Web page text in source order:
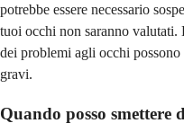
potrebbe essere necessario
tuoi occhi non saranno
dei problemi agli occhi
gravi.
Quando posso smettere